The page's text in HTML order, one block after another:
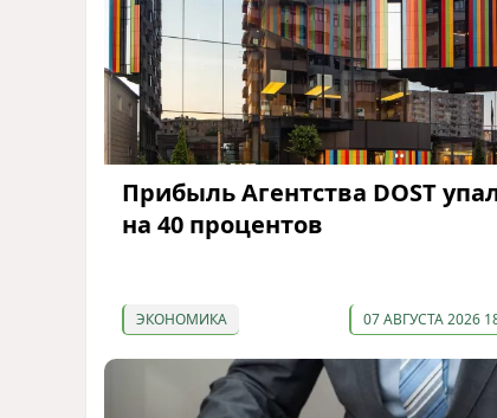
Прибыль Агентства DOST
на 40 процентов
ЭКОНОМИКА 07 АВГУСТА 2026